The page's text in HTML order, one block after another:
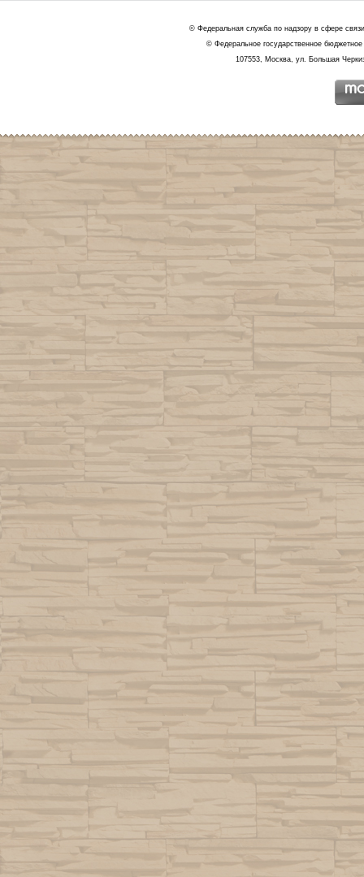
© Федеральная служба по надзору в сфере
© Федеральное государственное
107553, Москва, ул. Большая